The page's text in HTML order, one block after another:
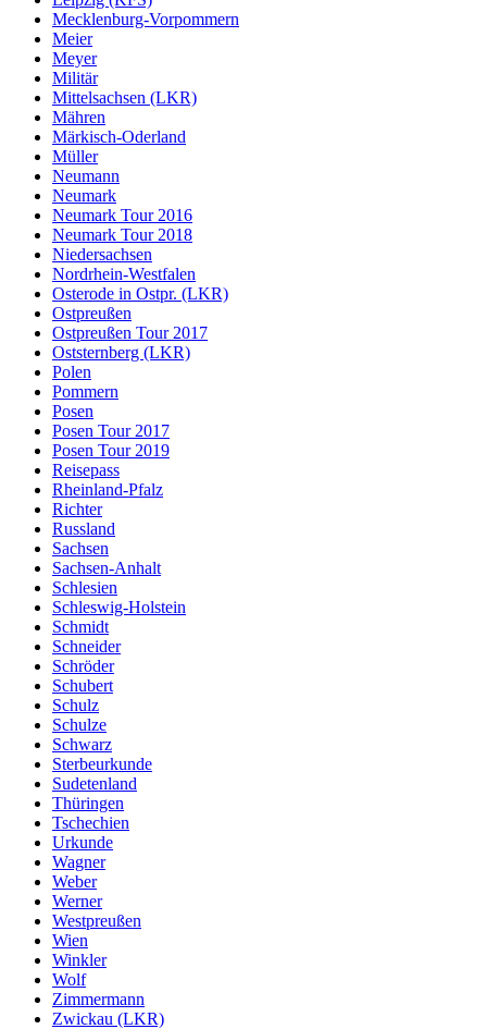
Mecklenburg-Vorpommern
Meier
Meyer
Militär
Mittelsachsen (LKR)
Mähren
Märkisch-Oderland
Müller
Neumann
Neumark
Neumark Tour 2016
Neumark Tour 2018
Niedersachsen
Nordrhein-Westfalen
Osterode in Ostpr. (LKR)
Ostpreußen
Ostpreußen Tour 2017
Oststernberg (LKR)
Polen
Pommern
Posen
Posen Tour 2017
Posen Tour 2019
Reisepass
Rheinland-Pfalz
Richter
Russland
Sachsen
Sachsen-Anhalt
Schlesien
Schleswig-Holstein
Schmidt
Schneider
Schröder
Schubert
Schulz
Schulze
Schwarz
Sterbeurkunde
Sudetenland
Thüringen
Tschechien
Urkunde
Wagner
Weber
Werner
Westpreußen
Wien
Winkler
Wolf
Zimmermann
Zwickau (LKR)